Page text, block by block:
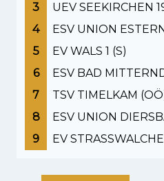
3
UEV SEEKIRCHEN
4
ESV UNION
5
EV WALS 1 (S)
6
ESV BAD
7
TSV TIMELKAM
8
ESV UNION
9
EV